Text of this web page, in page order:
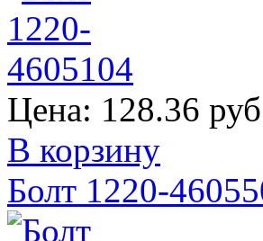
Цена: 128.36
В корзину
Болт 1220-